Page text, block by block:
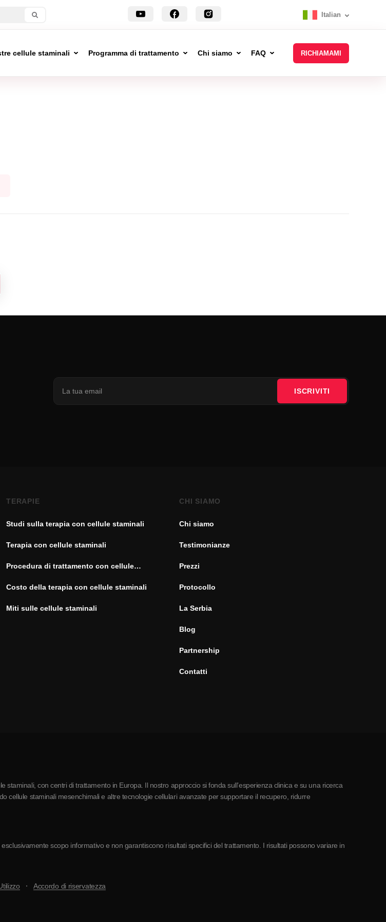
Italian
cellule staminali Programma di trattamento Chi siamo FAQ RICHIAMAMI
ISCRIVITI
TERAPIE
Studi sulla terapia con cellule staminali
Terapia con cellule staminali
Procedura di trattamento con cellule
Costo della terapia con cellule staminali
Miti sulle cellule staminali
CHI SIAMO
Chi siamo
Testimonianze
Prezzi
Protocollo
La Serbia
Blog
Partnership
Contatti
con centri di trattamento in Europa. Il nostro approccio si fonda sull’esperienza clinica e su una ricerca
cellule staminali mesenchimali e altre tecnologie cellulari avanzate per supportare il recupero, ridurre
scopo informativo e non garantiscono risultati specifici del trattamento. I risultati possono variare in
Accordo di riservatezza